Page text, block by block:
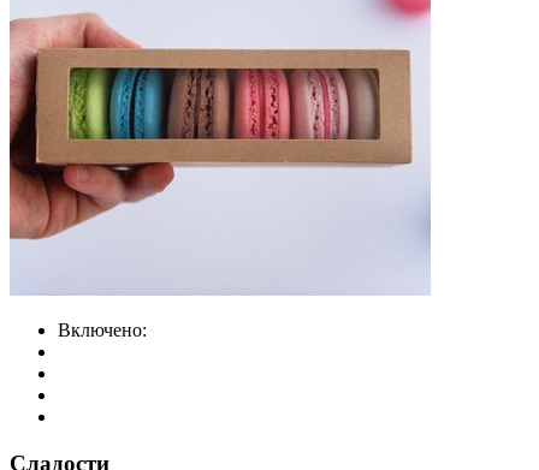
Включено:
Сладости